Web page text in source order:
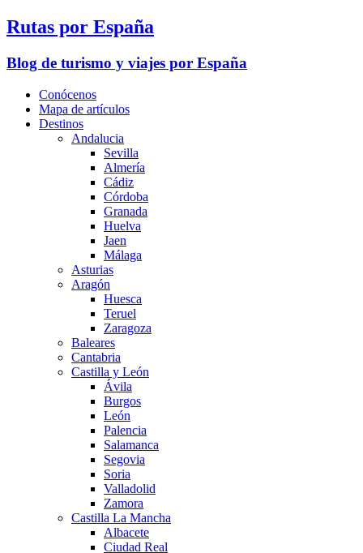
Rutas por España
Blog de turismo y viajes por España
Conócenos
Mapa de artículos
Destinos
Andalucia
Sevilla
Almería
Cádiz
Córdoba
Granada
Huelva
Jaen
Málaga
Asturias
Aragón
Huesca
Teruel
Zaragoza
Baleares
Cantabria
Castilla y León
Ávila
Burgos
León
Palencia
Salamanca
Segovia
Soria
Valladolid
Zamora
Castilla La Mancha
Albacete
Ciudad Real